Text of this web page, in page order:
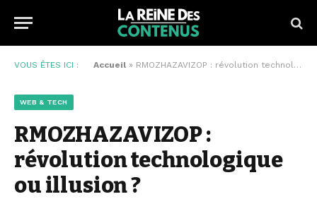
VOUS ÊTES ICI : Accueil » RMOZHAZAVIZOP : révolution technologique ou illusion ?
WEB & TECH
RMOZHAZAVIZOP :
révolution technologique
ou illusion ?